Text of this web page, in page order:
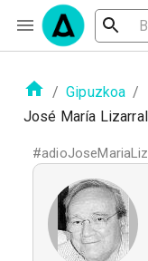
/ Gipuzkoa /
José María
#